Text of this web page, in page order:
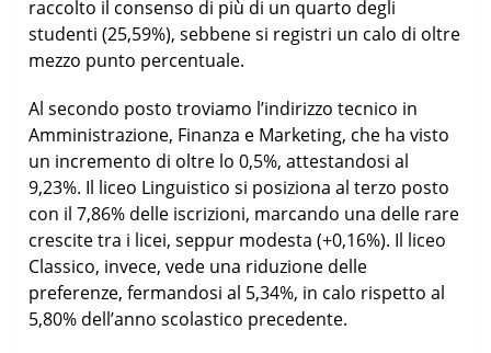
raccolto il consenso di più di un quarto degli
studenti (25,59%), sebbene si registri un calo di oltre
mezzo punto percentuale.
Al secondo posto troviamo l’indirizzo tecnico in
Amministrazione, Finanza e Marketing, che ha visto
un incremento di oltre lo 0,5%, attestandosi al
9,23%. Il liceo Linguistico si posiziona al terzo posto
con il 7,86% delle iscrizioni, marcando una delle rare
crescite tra i licei, seppur modesta (+0,16%). Il liceo
Classico, invece, vede una riduzione delle
preferenze, fermandosi al 5,34%, in calo rispetto al
5,80% dell’anno scolastico precedente.